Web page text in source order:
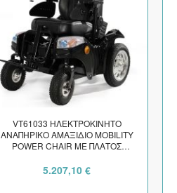
VT61033 ΗΛΕΚΤΡΟΚΙΝΗΤΟ
ΑΝΑΠΗΡΙΚΟ ΑΜΑΞΙΔΙΟ MOBILITY
POWER CHAIR ΜΕ ΠΛΑΤΟΣ
5.207,10 €